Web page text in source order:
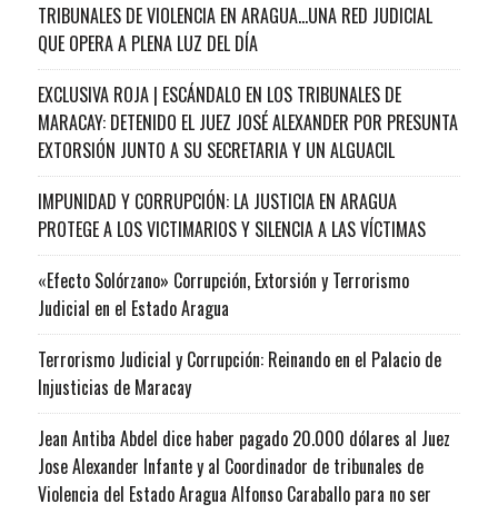
TRIBUNALES DE VIOLENCIA EN ARAGUA…UNA RED JUDICIAL
QUE OPERA A PLENA LUZ DEL DÍA
EXCLUSIVA ROJA | ESCÁNDALO EN LOS TRIBUNALES DE
MARACAY: DETENIDO EL JUEZ JOSÉ ALEXANDER POR PRESUNTA
EXTORSIÓN JUNTO A SU SECRETARIA Y UN ALGUACIL
IMPUNIDAD Y CORRUPCIÓN: LA JUSTICIA EN ARAGUA
PROTEGE A LOS VICTIMARIOS Y SILENCIA A LAS VÍCTIMAS
«Efecto Solórzano» Corrupción, Extorsión y Terrorismo
Judicial en el Estado Aragua
Terrorismo Judicial y Corrupción: Reinando en el Palacio de
Injusticias de Maracay
Jean Antiba Abdel dice haber pagado 20.000 dólares al Juez
Jose Alexander Infante y al Coordinador de tribunales de
Violencia del Estado Aragua Alfonso Caraballo para no ser